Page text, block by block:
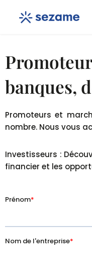
banques,
Promoteurs et
nombre. Nous vous
Investisseurs :
financier et les